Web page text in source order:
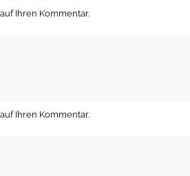
Ihren Kommentar.
Ihren Kommentar.